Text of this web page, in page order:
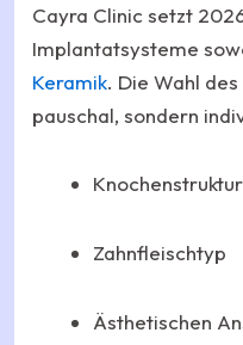
Cayra Clinic setzt
Implantatsysteme
Keramik. Die Wahl
pauschal, sondern
Knochenstruktur
Zahnfleischtyp
Ästhetischen